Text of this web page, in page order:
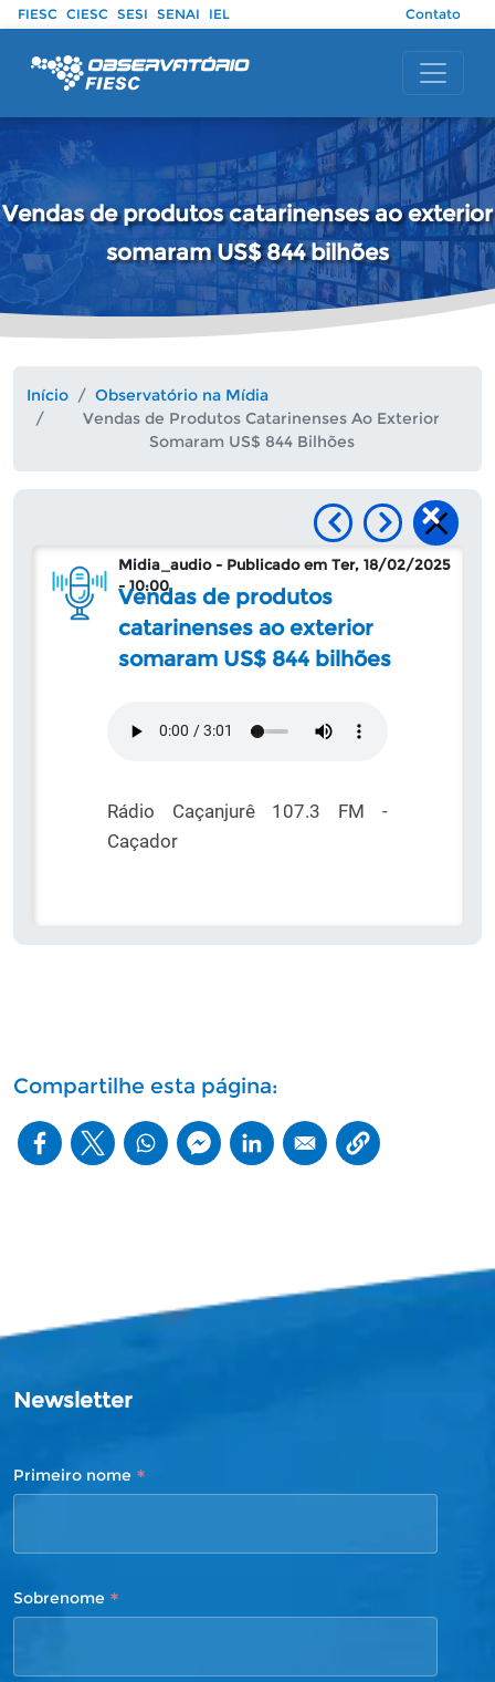
Pular para o conteúdo principal
FIESC CIESC SESI SENAI IEL Contato
Vendas de produtos catarinenses ao exterior
somaram US$ 844 bilhões
Início
Observatório na Mídia
Vendas de Produtos Catarinenses Ao Exterior
Somaram US$ 844 Bilhões
Midia_audio - Publicado em Ter, 18/02/2025
- 10:00
Vendas de produtos
catarinenses ao exterior
somaram US$ 844 bilhões
Rádio Caçanjurê 107.3 FM -
Caçador
Compartilhe esta página:
Newsletter
Primeiro nome *
Sobrenome *